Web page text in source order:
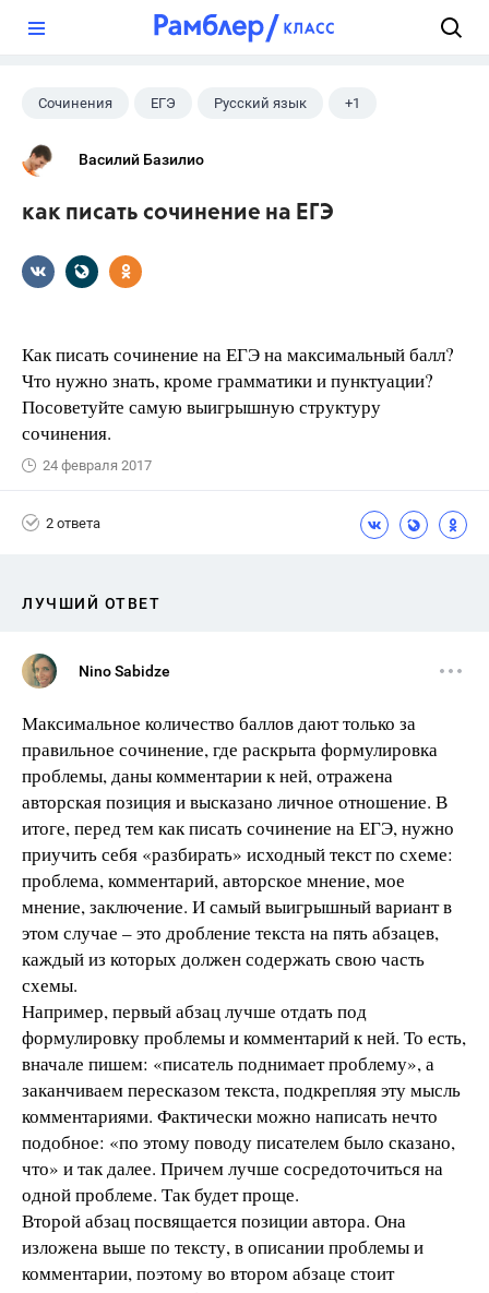
Сочинения ЕГЭ Русский язык +1
Литература
Василий Базилио
как писать сочинение на ЕГЭ
Как писать сочинение на ЕГЭ на максимальный балл?
Что нужно знать, кроме грамматики и пунктуации?
Посоветуйте самую выигрышную структуру
сочинения.
24 февраля 2017
2 ответа
ЛУЧШИЙ ОТВЕТ
Nino Sabidze
Максимальное количество баллов дают только за
правильное сочинение, где раскрыта формулировка
проблемы, даны комментарии к ней, отражена
авторская позиция и высказано личное отношение. В
итоге, перед тем как писать сочинение на ЕГЭ, нужно
приучить себя «разбирать» исходный текст по схеме:
проблема, комментарий, авторское мнение, мое
мнение, заключение. И самый выигрышный вариант в
этом случае – это дробление текста на пять абзацев,
каждый из которых должен содержать свою часть
схемы.
Например, первый абзац лучше отдать под
формулировку проблемы и комментарий к ней. То есть,
вначале пишем: «писатель поднимает проблему», а
заканчиваем пересказом текста, подкрепляя эту мысль
комментариями. Фактически можно написать нечто
подобное: «по этому поводу писателем было сказано,
что» и так далее. Причем лучше сосредоточиться на
одной проблеме. Так будет проще.
Второй абзац посвящается позиции автора. Она
изложена выше по тексту, в описании проблемы и
комментарии, поэтому во втором абзаце стоит